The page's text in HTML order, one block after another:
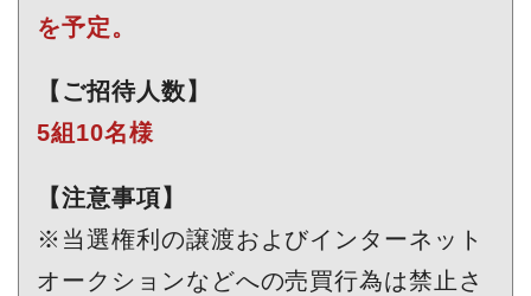
を予定。
【ご招待人数】
5組10名様
【注意事項】
※当選権利の譲渡およびインターネット
オークションなどへの売買行為は禁止さ